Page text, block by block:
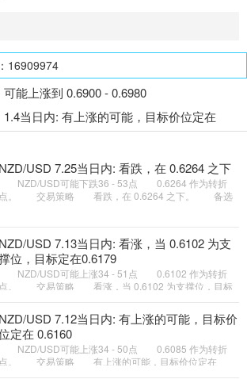
16909974
能上涨到 0.6900 - 0.6980
1.4当日内: 有上涨的可能，目标价位定在
NZD/USD 7.25当日内: 看跌，在 0.6264 之下
NZD/USD可能下跌36 - 53点 0.6264 作为转折
点。 交易策略 看跌，在 0.6264 之下。 备选
NZD/USD 7.13当日内: 看涨，当 0.6102 为支
位，目标定在0.6179
NZD/USD可能上涨34 - 51点 0.6102 作为转折
点。 交易策略 看涨，当 0.6102 为支撑位，目标
来继续下跌的趋势，目
NZD/USD 7.12当日内: 有上涨的可能，目标价
定在 0.6160
NZD/USD可能上涨34 - 50点 0.6085 作为转折
点。 交易策略 有上涨的可能，目标价位定在